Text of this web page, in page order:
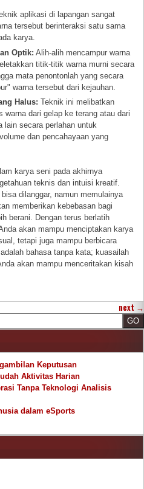
aplikasi di lapangan sangat
tersebut berinteraksi satu sama
karya.
Optik: Alih-alih mencampur warna
titik-titik warna murni secara
mata penontonlah yang secara
warna tersebut dari kejauhan.
Halus: Teknik ini melibatkan
warna dari gelap ke terang atau dari
lain secara perlahan untuk
dan pencahayaan yang
karya seni pada akhirnya
teknis dan intuisi kreatif.
dilanggar, namun memulainya
memberikan kebebasan bagi
berani. Dengan terus berlatih
akan mampu menciptakan karya
tetapi juga mampu berbicara
bahasa tanpa kata; kuasailah
akan mampu menceritakan kisah
next →
Keputusan
Aktivitas Harian
Tanpa Teknologi Analisis
dalam eSports